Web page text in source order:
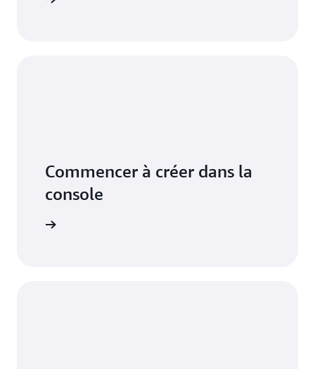
Commencer à créer dans la
console